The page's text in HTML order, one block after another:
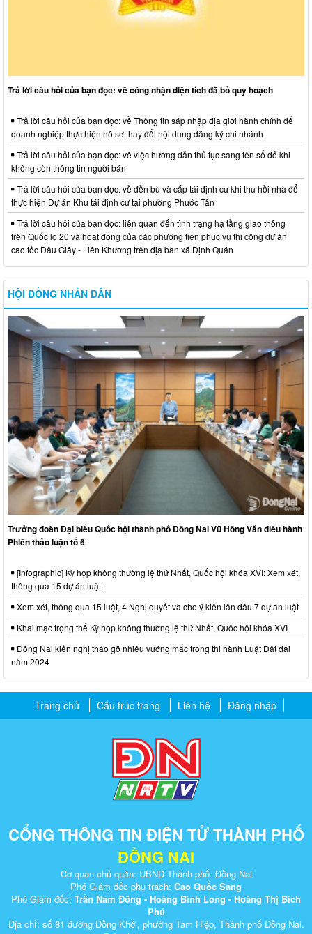
Trả lời câu hỏi của bạn đọc: về công nhận diện tích đã bỏ quy hoạch
Trả lời câu hỏi của bạn đọc: về Thông tin sáp nhập địa giới hành chính để
doanh nghiệp thực hiện hồ sơ thay đổi nội dung đăng ký chi nhánh
Trả lời câu hỏi của bạn đọc: về việc hướng dẫn thủ tục sang tên sổ đỏ khi
không còn thông tin người bán
Trả lời câu hỏi của bạn đọc: về đền bù và cấp tái định cư khi thu hồi nhà để
thực hiện Dự án Khu tái định cư tại phường Phước Tân
Trả lời câu hỏi của bạn đọc: liên quan đến tình trạng hạ tầng giao thông
trên Quốc lộ 20 và hoạt động của các phương tiện phục vụ thi công dự án
cao tốc Dầu Giây - Liên Khương trên địa bàn xã Định Quán
HỘI ĐỒNG NHÂN DÂN
Trưởng đoàn Đại biểu Quốc hội thành phố Đồng Nai Vũ Hồng Văn điều hành
Phiên thảo luận tổ 6
[Infographic] Kỳ họp không thường lệ thứ Nhất, Quốc hội khóa XVI: Xem xét,
thông qua 15 dự án luật
Xem xét, thông qua 15 luật, 4 Nghị quyết và cho ý kiến lần đầu 7 dự án luật
Khai mạc trọng thể Kỳ họp không thường lệ thứ Nhất, Quốc hội khóa XVI
Đồng Nai kiến nghị tháo gỡ nhiều vướng mắc trong thi hành Luật Đất đai
năm 2024
Trang chủ Cấu trúc trang Liên hệ Đăng nhập
CỔNG THÔNG TIN ĐIỆN TỬ THÀNH PHỐ
ĐỒNG NAI
Cơ quan chủ quản: UBND Thành phố Đồng Nai
Phó Giám đốc phụ trách: Cao Quốc Sang
Phó Giám đốc: Trần Nam Đông - Hoàng Bình Long - Hoàng Thị Bích
Phú
Địa chỉ: số 81 đường Đồng Khởi, phường Tam Hiệp, Thành phố Đồng Nai.